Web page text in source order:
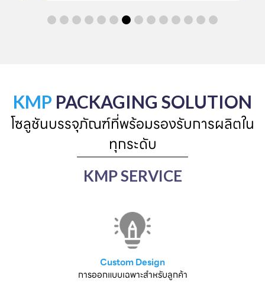
KMP PACKAGING SOLUTION
โซลูชันบรรจุภัณฑ์ที่พร้อมรองรับการผลิตใน
ทุกระดับ
KMP SERVICE
Custom Design
การออกแบบเฉพาะสำหรับลูกค้า